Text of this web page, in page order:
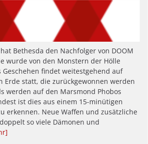
Bethesda den Nachfolger von DOOM
wurde von den Monstern der Hölle
findet weitestgehend auf
Erde statt, die zurückgewonnen werden
werden auf den Marsmond Phobos
ist dies aus einem 15-minütigen
erkennen. Neue Waffen und zusätzliche
so viele Dämonen und